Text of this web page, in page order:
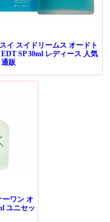
イ スイドリームス オードト
EDT SP 30ml レディース 人気
販
ーワン オ
ユニセッ